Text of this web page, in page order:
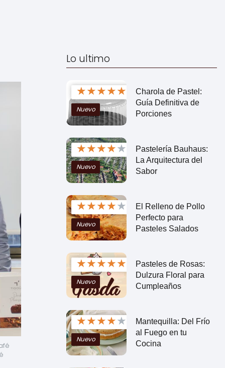
Lo ultimo
★★★★★
Nuevo
Charola de Pastel:
Guía Definitiva de
Porciones
★★★★★
Nuevo
Pastelería Bauhaus:
La Arquitectura del
Sabor
★★★★★
Nuevo
El Relleno de Pollo
Perfecto para
Pasteles Salados
★★★★★
Nuevo
Pasteles de Rosas:
Dulzura Floral para
Cumpleaños
★★★★★
Nuevo
Mantequilla: Del Frío
al Fuego en tu
Cocina